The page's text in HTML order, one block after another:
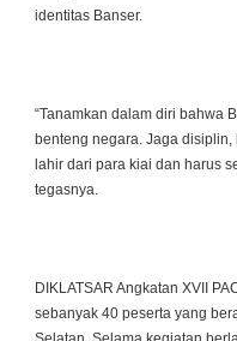
identitas Banser.
“Tanamkan dalam diri bahwa
benteng negara. Jaga
lahir dari para kiai dan harus
tegasnya.
DIKLATSAR Angkatan XVII
sebanyak 40 peserta yang